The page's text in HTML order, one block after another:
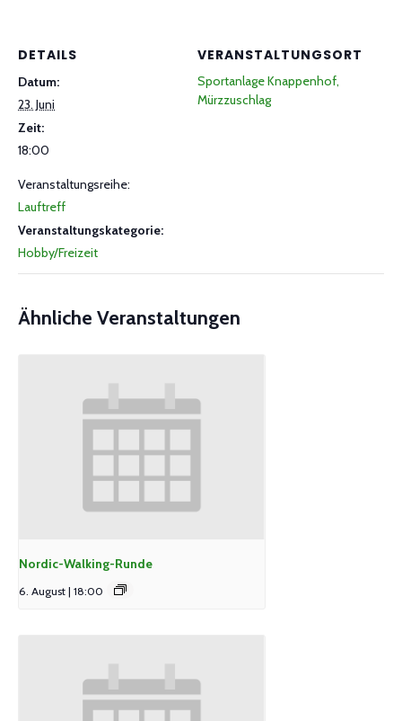
DETAILS
Datum:
23. Juni
Zeit:
18:00
Veranstaltungsreihe:
Lauftreff
Veranstaltungskategorie:
Hobby/Freizeit
VERANSTALTUNGSORT
Sportanlage Knappenhof,
Mürzzuschlag
Ähnliche Veranstaltungen
Nordic-Walking-Runde
6. August | 18:00